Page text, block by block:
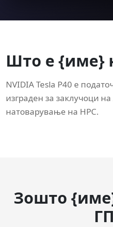
Што е {име}
NVIDIA Tesla P40 е
изграден за заклучоци
натоварување на HPC.
Зошто